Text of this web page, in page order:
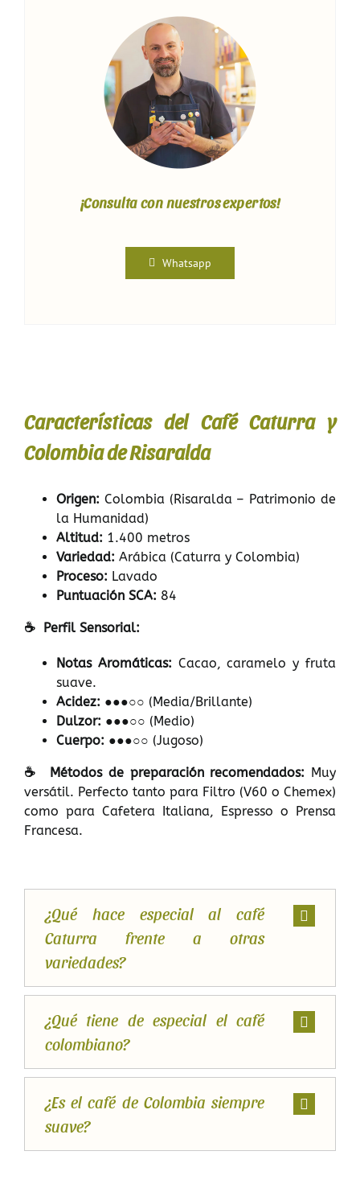
cantidad
¡Consulta con nuestros expertos!
Whatsapp
Características del Café Caturra y
Colombia de Risaralda
Origen: Colombia (Risaralda – Patrimonio de
la Humanidad)
Altitud: 1.400 metros
Variedad: Arábica (Caturra y Colombia)
Proceso: Lavado
Puntuación SCA: 84
☕ Perfil Sensorial:
Notas Aromáticas: Cacao, caramelo y fruta
suave.
Acidez: ●●●○○ (Media/Brillante)
Dulzor: ●●●○○ (Medio)
Cuerpo: ●●●○○ (Jugoso)
☕ Métodos de preparación recomendados: Muy
versátil. Perfecto tanto para Filtro (V60 o Chemex)
como para Cafetera Italiana, Espresso o Prensa
Francesa.
¿Qué hace especial al café
Caturra frente a otras
variedades?
¿Qué tiene de especial el café
colombiano?
¿Es el café de Colombia siempre
suave?